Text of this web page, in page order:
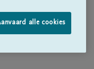
alle cookies